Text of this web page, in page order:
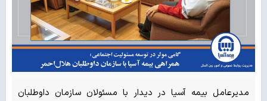
مدیرعامل بیمه آسیا در دیدار با مسئولان سازمان داوطلبان